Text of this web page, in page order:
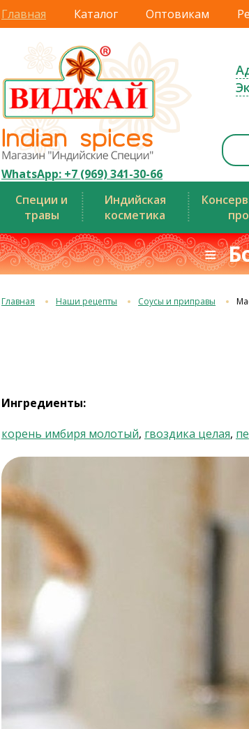
Главная Каталог Оптовикам
WhatsApp: +7 (969) 341-30-66
Специи и
травы
Индийская
косметика
≡
Главная Наши рецепты Соусы и приправы
Ингредиенты:
корень имбиря молотый, гвоздика целая,